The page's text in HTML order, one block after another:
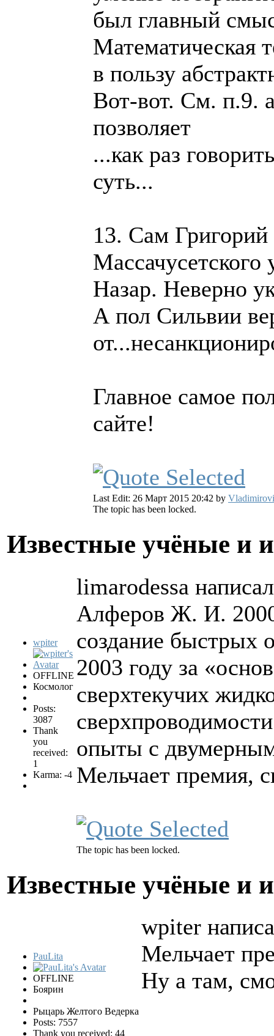
был главный
Математическая
в пользу
Вот-вот. См. п.9.
позволяет
...как раз
суть...
13. Сам Григорий
Массачусетского
Назар. Неверно
А пол Сильвии
Главное самое
сайте!
Last Edit: 26 Март 2015 20:42 by
The topic has been locked.
Известные учёные и
wpiter
OFFLINE
Космолог
Posts:
3087
Thank
you
received:
1
Karma: -4
limarodessa
Алферов Ж. И. 2000
создание быстрых
2003 году за
сверхтекучих
опыты с
Мельчает премия,
The topic has been locked.
Известные учёные и
PauLita
OFFLINE
Боярин
Рыцарь Желтого Ведерка
Posts: 7557
Thank you received: 44
wpiter
Мельчает
Ну а там,